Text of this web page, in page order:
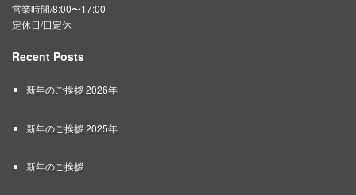
営業時間/8:00〜17:00
定休日/日定休
Recent Posts
新年のご挨拶 2026年
新年のご挨拶 2025年
新年のご挨拶